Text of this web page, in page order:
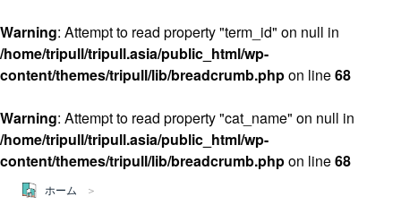
TRIPULLブログ
About
私たちについて
Warning: Attempt to read property "term_id" on null in
/home/tripull/tripull.asia/public_html/wp-
content/themes/tripull/lib/breadcrumb.phpon line68
Warning: Attempt to read property "cat_name" on null in
/home/tripull/tripull.asia/public_html/wp-
content/themes/tripull/lib/breadcrumb.phpon line68
ホーム